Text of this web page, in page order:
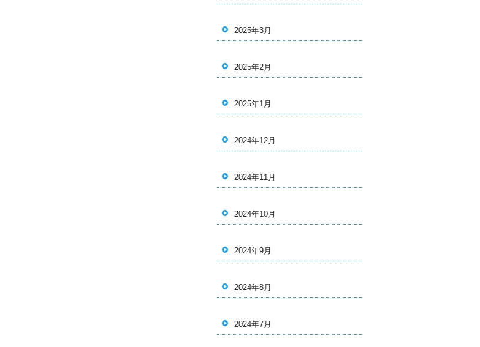
2025年3月
2025年2月
2025年1月
2024年12月
2024年11月
2024年10月
2024年9月
2024年8月
2024年7月